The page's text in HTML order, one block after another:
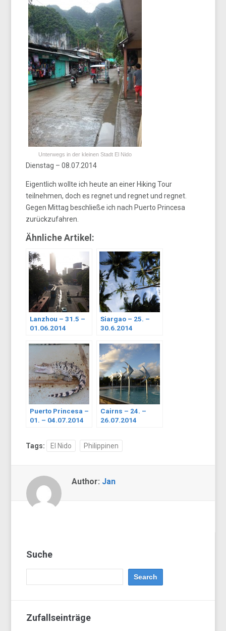
Unterwegs in der kleinen Stadt El Nido
Dienstag – 08.07.2014
Eigentlich wollte ich heute an einer Hiking Tour
teilnehmen, doch es regnet und regnet und regnet.
Gegen Mittag beschließe ich nach Puerto Princesa
zurückzufahren.
Ähnliche Artikel:
Lanzhou – 31.5 –
01.06.2014
Siargao – 25. –
30.6.2014
Puerto Princesa –
01. – 04.07.2014
Cairns – 24. –
26.07.2014
Tags: El Nido Philippinen
Author: Jan
Suche
Zufallseinträge